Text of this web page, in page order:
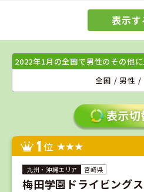
表示す
2022年1月の全国で男性のその他
全国 / 男性 /
1位
宮崎県
梅田学園ドライビング